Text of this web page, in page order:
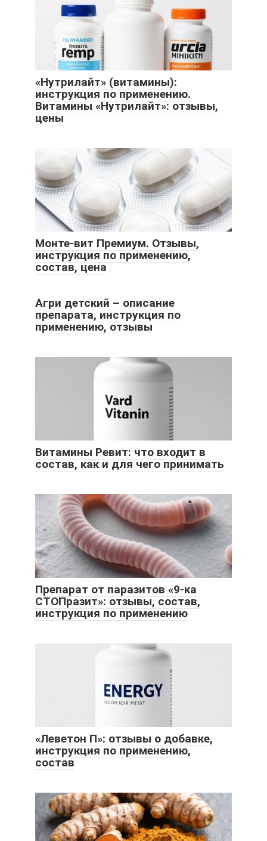
«Нутрилайт» (витамины):
инструкция по применению.
Витамины «Нутрилайт»: отзывы,
цены
Монте-вит Премиум. Отзывы,
инструкция по применению,
состав, цена
Агри детский – описание
препарата, инструкция по
применению, отзывы
Витамины Ревит: что входит в
состав, как и для чего принимать
Препарат от паразитов «9-ка
СТОПразит»: отзывы, состав,
инструкция по применению
«Леветон П»: отзывы о добавке,
инструкция по применению,
состав